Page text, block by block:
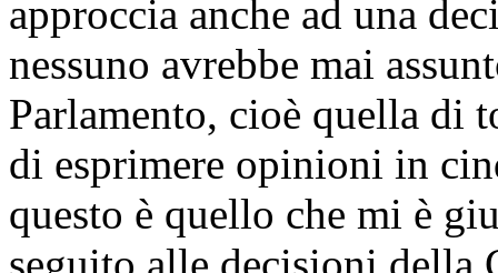
approccia anche ad una
nessuno avrebbe mai
Parlamento, cioè quella di
di esprimere opinioni in
questo è quello che mi è
seguito alle decisioni della